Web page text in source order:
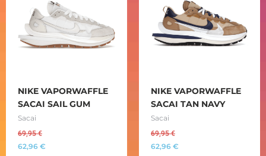
NIKE VAPORWAFFLE
SACAI SAIL GUM
Sacai
69,95€
62,96 €
NIKE VAPORWAFFLE
SACAI TAN NAVY
Sacai
69,95€
62,96 €